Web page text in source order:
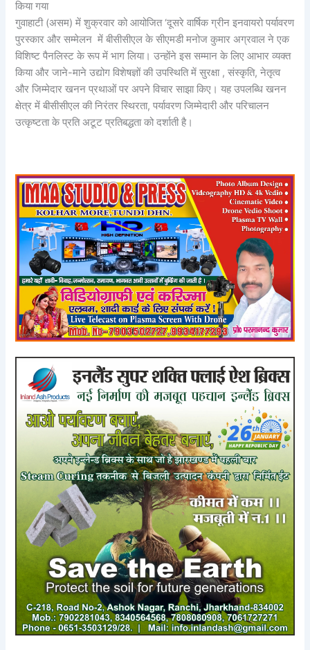
किया गया
गुवाहाटी (असम) में शुक्रवार को आयोजित ‘दूसरे वार्षिक ग्रीन इनवायरो पर्यावरण
पुरस्कार और सम्मेलन में बीसीसीएल के सीएमडी मनोज कुमार अग्रवाल ने एक
विशिष्ट पैनलिस्ट के रूप में भाग लिया। उन्होंने इस सम्मान के लिए आभार व्यक्त
किया और जाने-माने उद्योग विशेषज्ञों की उपस्थिति में सुरक्षा , संस्कृति, नेतृत्व
और जिम्मेदार खनन प्रथाओं पर अपने विचार साझा किए। यह उपलब्धि खनन
क्षेत्र में बीसीसीएल की निरंतर स्थिरता, पर्यावरण जिम्मेदारी और परिचालन
उत्कृष्टता के प्रति अटूट प्रतिबद्धता को दर्शाती है।